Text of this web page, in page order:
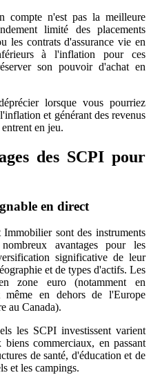
compte n'est pas la meilleure
limité des placements
les contrats d'assurance vie en
à l'inflation pour ces
son pouvoir d'achat en
lorsque vous pourriez
et générant des revenus
en jeu.
des SCPI pour
en direct
sont des instruments
avantages pour les
significative de leur
et de types d'actifs. Les
zone euro (notamment en
en dehors de l'Europe
au Canada).
les SCPI investissent varient
commerciaux, en passant
de santé, d'éducation et de
et les campings.